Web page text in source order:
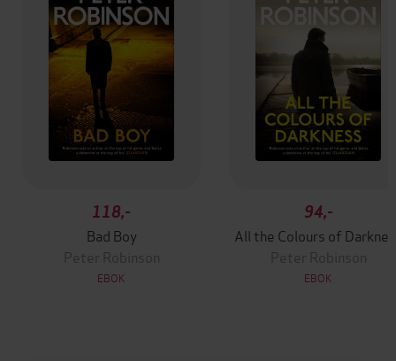
118,-
Bad Boy
Peter Robinson
EBOK
94,-
All the Colours of
Peter Robinson
EBOK